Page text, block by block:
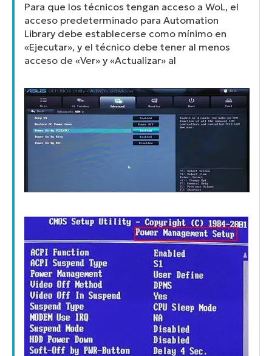
Para que los técnicos tengan acceso a WoL, el
acceso predeterminado para Automation
Library debe establecerse como mínimo en
«Ejecutar», y el técnico debe tener al menos
acceso de «Ver» y «Actualizar» al